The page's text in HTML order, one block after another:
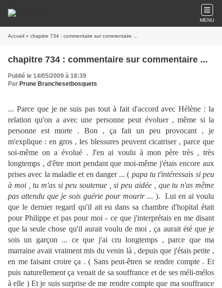
MENU
Accueil » chapitre 734 : commentaire sur commentaire ...
chapitre 734 : commentaire sur commentaire ...
Publié le 14/05/2009 à 18:39
Par Prune Branchesetbosquets
... Parce que je ne suis pas tout à fait d'accord avec Hélène : la
relation qu'on a avec une personne peut évoluer , même si la
personne est morte . Bon , ça fait un peu provocant , je
m'explique : en gros , les blessures peuvent cicatriser , parce que
soi-même on a évolué . J'en ai voulu à mon père très , très
longtemps , d'être mort pendant que moi-même j'étais encore aux
prises avec la maladie et en danger ... ( papa tu t'intéressais si peu
à moi , tu m'as si peu soutenue , si peu aidée , que tu n'as même
pas attendu que je sois guérie pour mourir ... ). Lui en ai voulu
que le dernier regard qu'il ait eu dans sa chambre d'hopital était
pour Philippe et pas pour moi - ce que j'interprétais en me disant
que la seule chose qu'il aurait voulu de moi , ça aurait été que je
sois un garçon ... ce que j'ai cru longtemps , parce que ma
marraine avait vraiment mis du venin là , depuis que j'étais petite ,
en me faisant croire ça . ( Sans peut-êtren se rendre compte . Et
puis naturellement ça venait de sa souffrance et de ses méli-mélos
à elle ) Et je suis surprise de me rendre compte que ma souffrance